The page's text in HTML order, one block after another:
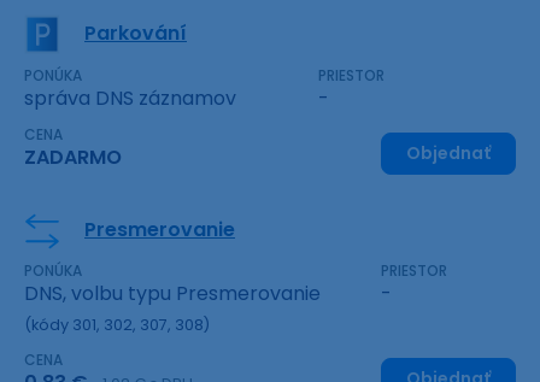
Parkování
PONÚKA
správa DNS záznamov
PRIESTOR
-
CENA
ZADARMO Objednať
Presmerovanie
PONÚKA
DNS, volbu typu Presmerovanie
(kódy 301, 302, 307, 308)
PRIESTOR
-
CENA